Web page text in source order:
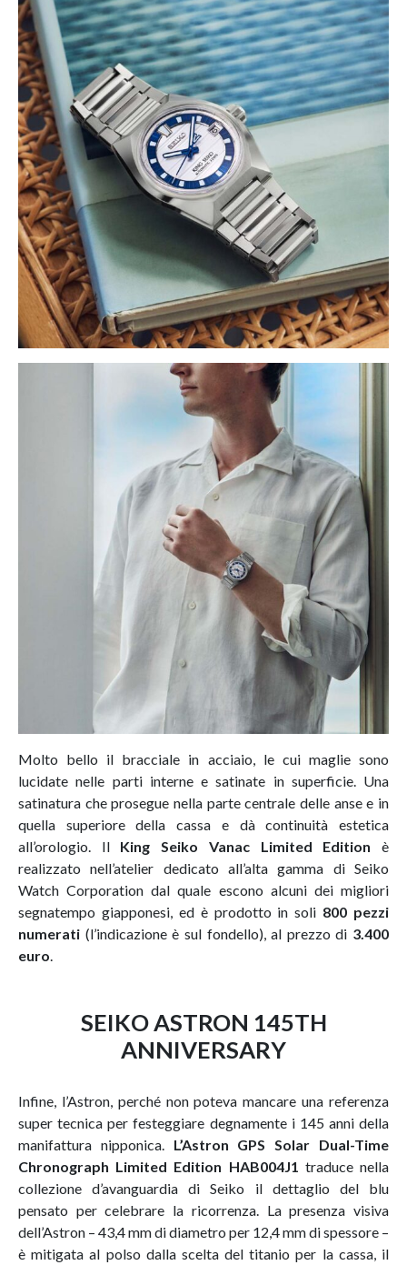
Molto bello il bracciale in acciaio, le cui maglie sono
lucidate nelle parti interne e satinate in superficie. Una
satinatura che prosegue nella parte centrale delle anse e in
quella superiore della cassa e dà continuità estetica
all’orologio. Il King Seiko Vanac Limited Edition è
realizzato nell’atelier dedicato all’alta gamma di Seiko
Watch Corporation dal quale escono alcuni dei migliori
segnatempo giapponesi, ed è prodotto in soli 800 pezzi
numerati (l’indicazione è sul fondello), al prezzo di 3.400
euro
SEIKO ASTRON 145TH
ANNIVERSARY
Infine, l’Astron, perché non poteva mancare una referenza
super tecnica per festeggiare degnamente i 145 anni della
manifattura nipponica. L’Astron GPS Solar Dual-Time
Chronograph Limited Edition HAB004J1 traduce nella
collezione d’avanguardia di Seiko il dettaglio del blu
pensato per celebrare la ricorrenza. La presenza visiva
dell’Astron – 43,4 mm di diametro per 12,4 mm di spessore –
è mitigata al polso dalla scelta del titanio per la cassa, il